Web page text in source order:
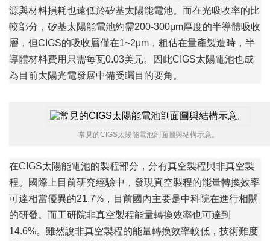
源與材料損耗也遠低於矽基太陽能電池。而在光吸收率的比
較部分，矽基太陽能電池約需200-300μm厚度的半導體吸收
層，但CIGS的吸收層僅在1~2μm，粗估在量產製造時，半
導體材料費用只需每瓦0.03美元。因此CIGS太陽電池也成
為目前太陽光電發展中備受矚目的要角。
常見的CIGS太陽能電池剖面圖與結構示意。
在CIGS太陽能電池的製程部分，分有真空製程與非真空製
程。國際上目前研究經驗中，發現真空製程的能量轉換效率
可達相當優異的21.7%，目前國內主要是中科院在進行相關
的研發。而工研院非真空製程能量轉換效率也可達到
14.6%。雖然說非真空製程的能量轉換效率較低，技術難度